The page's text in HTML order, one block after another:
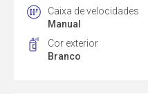
Caixa de velocidades
Manual
Cor exterior
Branco